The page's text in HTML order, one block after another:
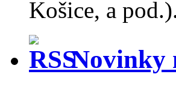
Košice, a
Novinky